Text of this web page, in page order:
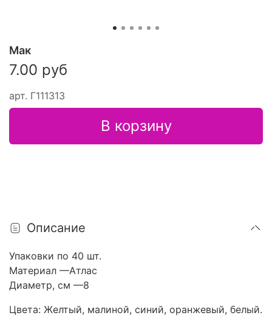
арт. Г111313
Мак
7.00 руб
В корзину
Описание
Упаковки по 40 шт.
Материал —Атлас
Диаметр, см —8
Цвета: Желтый, малиной, синий, оранжевый, белый.